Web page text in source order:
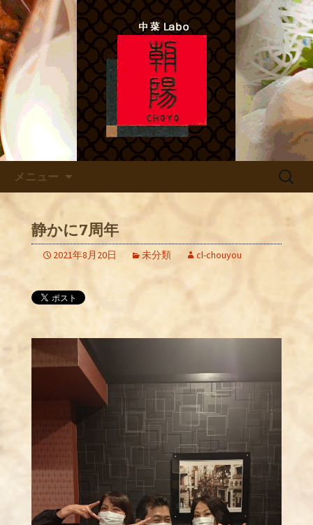
北新地ので本格四川料理 「中
菜Labo.朝陽」
中菜Lab.朝陽 シェフのあれこれ
メニュー
検
静かに7周年
2021年8月20日 未分類 cl-chouyou